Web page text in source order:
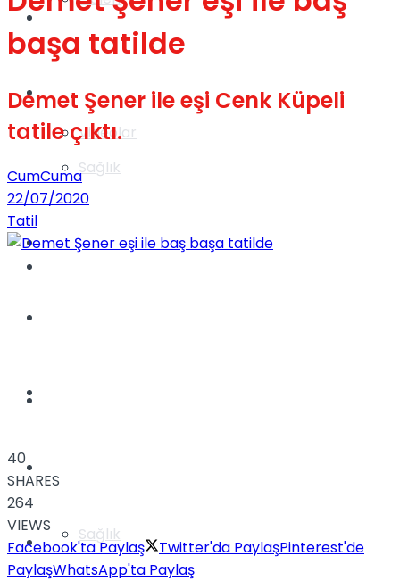
Videolar
Sağlık
Gündem
Yaşam
Sağlık
TV
Müzik
başa tatilde
Demet Şener ile eşi Cenk Küpeli
tatile çıktı.
CumCuma
22/07/2020
Tatil
40
SHARES
264
VIEWS
Facebook'ta Paylaş
Twitter'da PaylaşPinterest'de
PaylaşWhatsApp'ta Paylaş